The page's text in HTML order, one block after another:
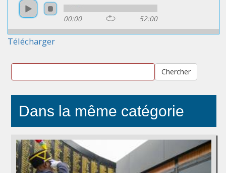
00:00 52:00
Télécharger
Chercher
Dans la même catégorie